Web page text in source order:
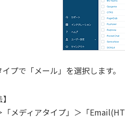
プで「メール」を選択します。
「メディアタイプ」＞「